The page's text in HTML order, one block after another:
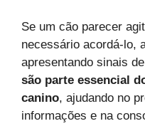
Se um cão parecer
necessário acordá-lo,
apresentando sinais
são parte essencial
canino, ajudando no
informações e na